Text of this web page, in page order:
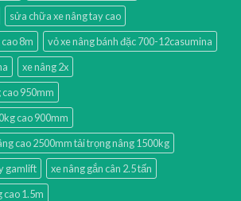
sửa chữa xe nâng tay cao
8m
vỏ xe nâng bánh đặc 700-12casumina
xe nâng 2x
cao 950mm
cao 900mm
cao 2500mm tải trọng nâng 1500kg
gamlift
xe nâng gắn cân 2.5 tấn
cao 1.5m